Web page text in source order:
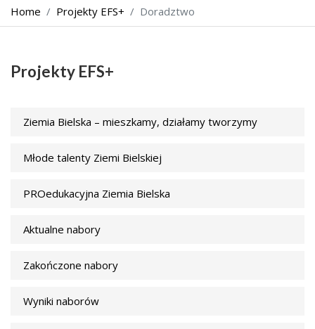
Home Projekty EFS+ Doradztwo
Projekty EFS+
Ziemia Bielska – mieszkamy, działamy tworzymy
Młode talenty Ziemi Bielskiej
PROedukacyjna Ziemia Bielska
Aktualne nabory
Zakończone nabory
Wyniki naborów